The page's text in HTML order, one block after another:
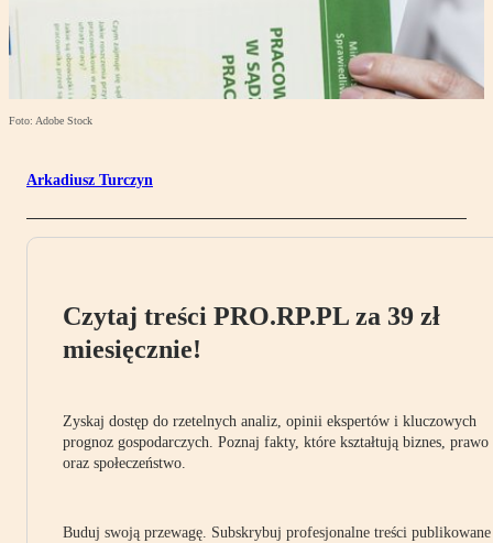
Foto: Adobe Stock
Arkadiusz Turczyn
Czytaj treści PRO.RP.PL za 39 zł
miesięcznie!
Zyskaj dostęp do rzetelnych analiz, opinii ekspertów i kluczowych
prognoz gospodarczych. Poznaj fakty, które kształtują biznes, prawo
oraz społeczeństwo.
Buduj swoją przewagę. Subskrybuj profesjonalne treści publikowane